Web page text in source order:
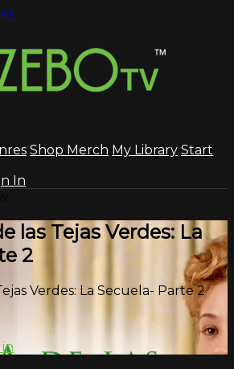
Shop Merch My Library Start
In
las Tejas Verdes: La
2
Verdes: La Secuela- Parte 2